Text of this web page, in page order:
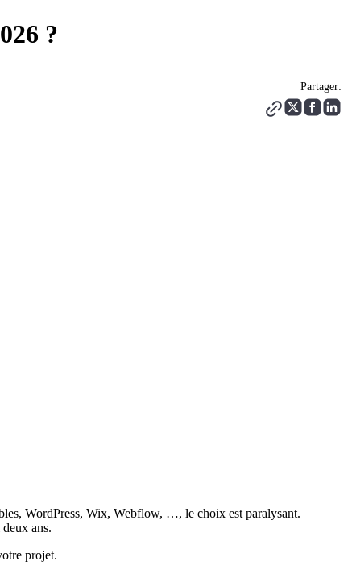
?
Partager:
WordPress, Wix, Webflow, …, le choix est paralysant.
ans.
projet.